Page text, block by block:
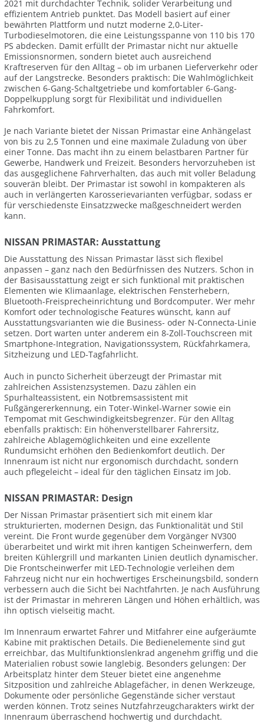
2021 mit durchdachter Technik, solider Verarbeitung und
effizientem Antrieb punktet. Das Modell basiert auf einer
bewährten Plattform und nutzt moderne 2,0-Liter-
Turbodieselmotoren, die eine Leistungsspanne von 110 bis 170
PS abdecken. Damit erfüllt der Primastar nicht nur aktuelle
Emissionsnormen, sondern bietet auch ausreichend
Kraftreserven für den Alltag – ob im urbanen Lieferverkehr oder
auf der Langstrecke. Besonders praktisch: Die Wahlmöglichkeit
zwischen 6-Gang-Schaltgetriebe und komfortabler 6-Gang-
Doppelkupplung sorgt für Flexibilität und individuellen
Fahrkomfort.
Je nach Variante bietet der Nissan Primastar eine Anhängelast
von bis zu 2,5 Tonnen und eine maximale Zuladung von über
einer Tonne. Das macht ihn zu einem belastbaren Partner für
Gewerbe, Handwerk und Freizeit. Besonders hervorzuheben ist
das ausgeglichene Fahrverhalten, das auch mit voller Beladung
souverän bleibt. Der Primastar ist sowohl in kompakteren als
auch in verlängerten Karosserievarianten verfügbar, sodass er
für verschiedenste Einsatzzwecke maßgeschneidert werden
kann.
NISSAN PRIMASTAR: Ausstattung
Die Ausstattung des Nissan Primastar lässt sich flexibel
anpassen – ganz nach den Bedürfnissen des Nutzers. Schon in
der Basisausstattung zeigt er sich funktional mit praktischen
Elementen wie Klimaanlage, elektrischen Fensterhebern,
Bluetooth-Freisprecheinrichtung und Bordcomputer. Wer mehr
Komfort oder technologische Features wünscht, kann auf
Ausstattungsvarianten wie die Business- oder N-Connecta-Linie
setzen. Dort warten unter anderem ein 8-Zoll-Touchscreen mit
Smartphone-Integration, Navigationssystem, Rückfahrkamera,
Sitzheizung und LED-Tagfahrlicht.
Auch in puncto Sicherheit überzeugt der Primastar mit
zahlreichen Assistenzsystemen. Dazu zählen ein
Spurhalteassistent, ein Notbremsassistent mit
Fußgängererkennung, ein Toter-Winkel-Warner sowie ein
Tempomat mit Geschwindigkeitsbegrenzer. Für den Alltag
ebenfalls praktisch: Ein höhenverstellbarer Fahrersitz,
zahlreiche Ablagemöglichkeiten und eine exzellente
Rundumsicht erhöhen den Bedienkomfort deutlich. Der
Innenraum ist nicht nur ergonomisch durchdacht, sondern
auch pflegeleicht – ideal für den täglichen Einsatz im Job.
NISSAN PRIMASTAR: Design
Der Nissan Primastar präsentiert sich mit einem klar
strukturierten, modernen Design, das Funktionalität und Stil
vereint. Die Front wurde gegenüber dem Vorgänger NV300
überarbeitet und wirkt mit ihren kantigen Scheinwerfern, dem
breiten Kühlergrill und markanten Linien deutlich dynamischer.
Die Frontscheinwerfer mit LED-Technologie verleihen dem
Fahrzeug nicht nur ein hochwertiges Erscheinungsbild, sondern
verbessern auch die Sicht bei Nachtfahrten. Je nach Ausführung
ist der Primastar in mehreren Längen und Höhen erhältlich, was
ihn optisch vielseitig macht.
Im Innenraum erwartet Fahrer und Mitfahrer eine aufgeräumte
Kabine mit praktischen Details. Die Bedienelemente sind gut
erreichbar, das Multifunktionslenkrad angenehm griffig und die
Materialien robust sowie langlebig. Besonders gelungen: Der
Arbeitsplatz hinter dem Steuer bietet eine angenehme
Sitzposition und zahlreiche Ablagefächer, in denen Werkzeuge,
Dokumente oder persönliche Gegenstände sicher verstaut
werden können. Trotz seines Nutzfahrzeugcharakters wirkt der
Innenraum überraschend hochwertig und durchdacht.